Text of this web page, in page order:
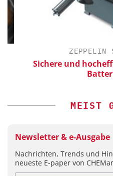
ZEPPELIN
Sichere und
MEIST
Newsletter & e-Ausgabe
Nachrichten, Trends und
neueste E-paper von